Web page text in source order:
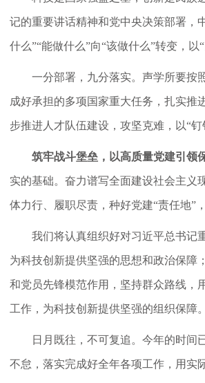
记的重要讲话精神和党中央决策部署，
什么”“能做什么”向“该做什么”转变，
一分部署，九分落实。声学所要按
成好承担的多项国家重大任务，扎实推
步推进人才队伍建设，攻坚克难，以“
筑牢战斗堡垒，以高质量党建引领
实的基础。奋力谱写全面建设社会主义
体力行、履职尽责，种好党建“责任地”
我们将认真组织好对习近平总书记
为科技创新提供坚强的思想和政治保障
和党员先锋模范作用，坚持群众路线，
工作，为科技创新提供坚强的组织保障
日月既往，不可复追。今年的时间
不怠，落实完成好全年各项工作，用实